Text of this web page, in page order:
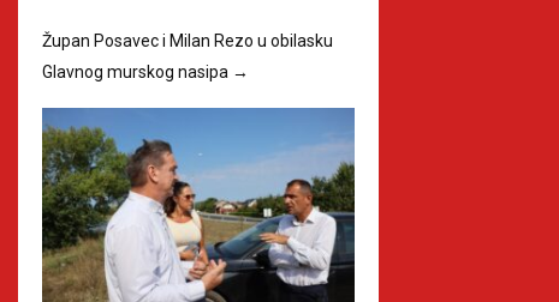
Župan Posavec i Milan Rezo u obilasku
Glavnog murskog nasipa →